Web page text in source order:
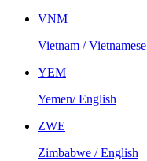
VNM
Vietnam / Vietnamese
YEM
Yemen/ English
ZWE
Zimbabwe / English